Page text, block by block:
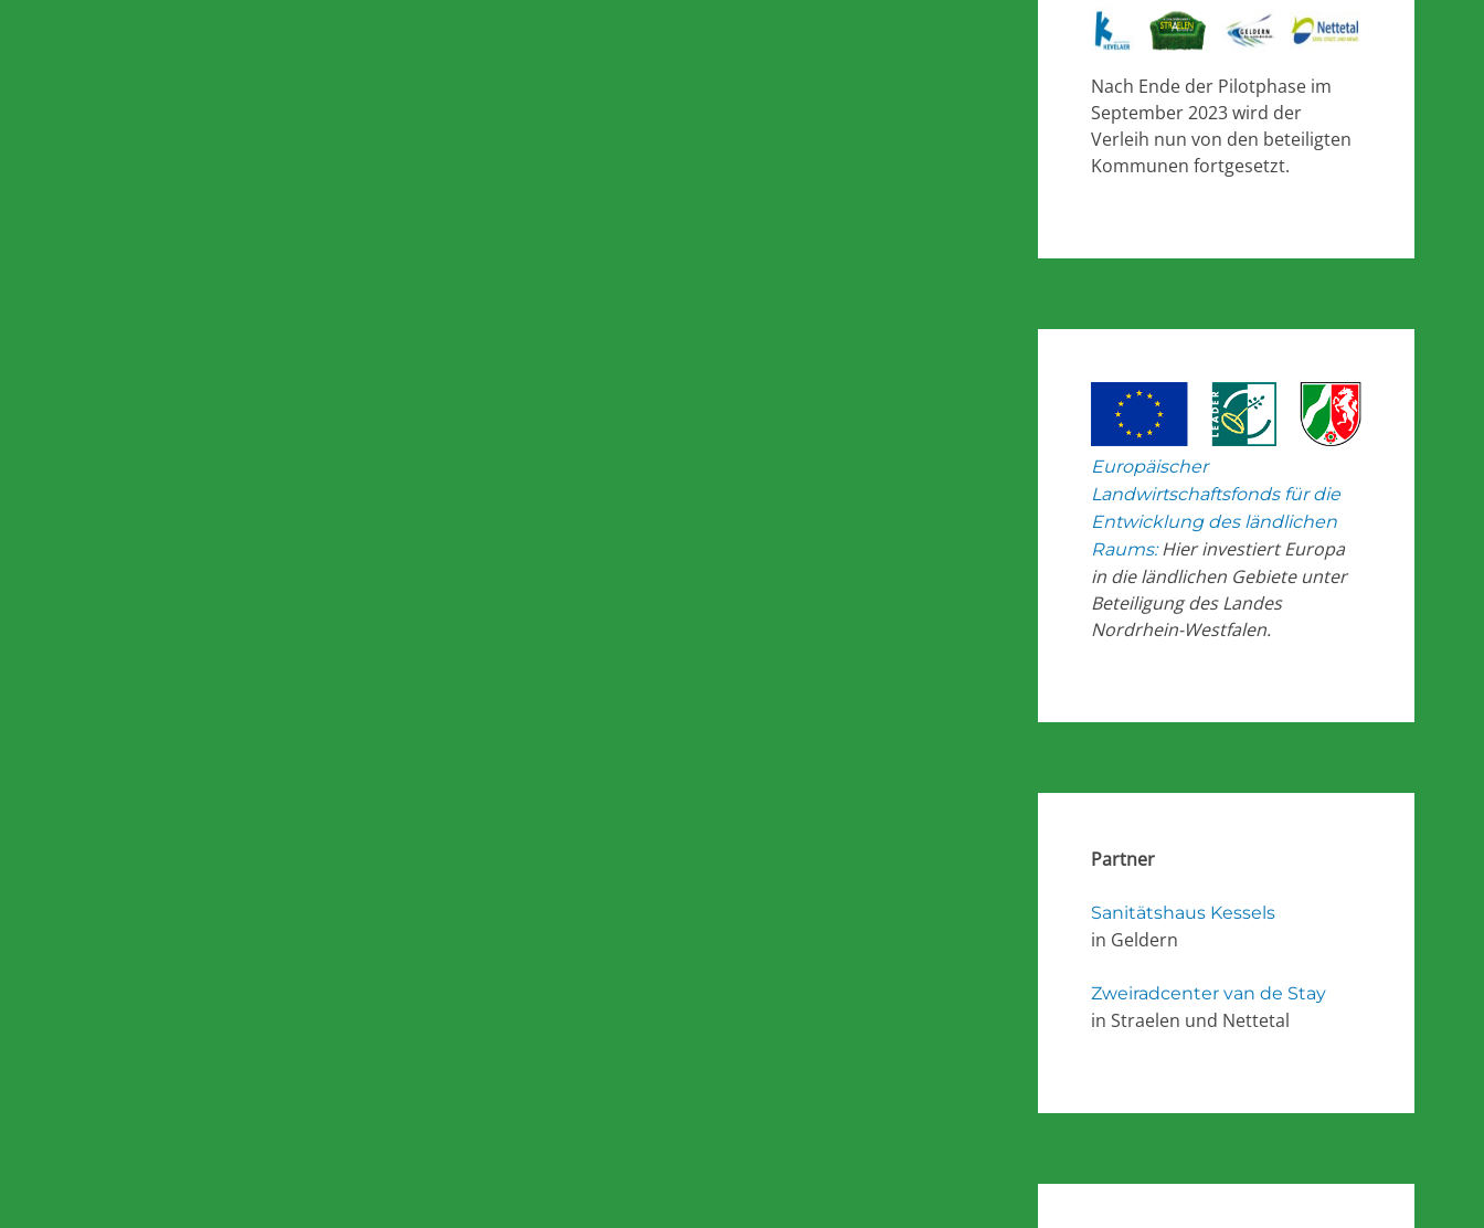
Nach Ende der Pilotphase im
September 2023 wird der
Verleih nun von den beteiligten
Kommunen fortgesetzt.
Europäischer
Landwirtschaftsfonds für die
Entwicklung des ländlichen
Raums:Hier investiert Europa
in die ländlichen Gebiete unter
Beteiligung des Landes
Nordrhein-Westfalen.
Partner
Sanitätshaus Kessels
in Geldern
Zweiradcenter van de Stay
in Straelen und Nettetal